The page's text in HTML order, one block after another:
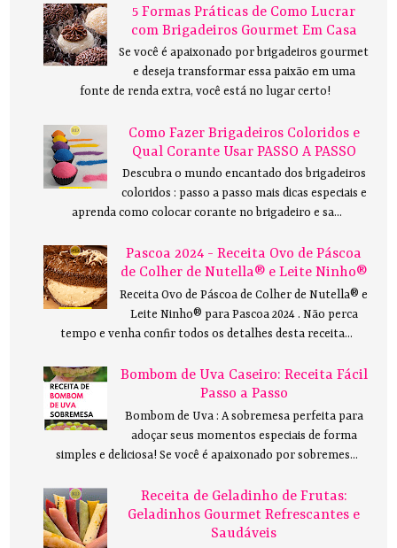
5 Formas Práticas de Como Lucrar
com Brigadeiros Gourmet Em Casa
Se você é apaixonado por brigadeiros gourmet
e deseja transformar essa paixão em uma
fonte de renda extra, você está no lugar certo!
Como Fazer Brigadeiros Coloridos e
Qual Corante Usar PASSO A PASSO
Descubra o mundo encantado dos brigadeiros
coloridos : passo a passo mais dicas especiais e
aprenda como colocar corante no brigadeiro e sa...
Pascoa 2024 - Receita Ovo de Páscoa
de Colher de Nutella® e Leite Ninho®
Receita Ovo de Páscoa de Colher de Nutella® e
Leite Ninho® para Pascoa 2024 . Não perca
tempo e venha confir todos os detalhes desta receita...
Bombom de Uva Caseiro: Receita Fácil
Passo a Passo
Bombom de Uva : A sobremesa perfeita para
adoçar seus momentos especiais de forma
simples e deliciosa! Se você é apaixonado por sobremes...
Receita de Geladinho de Frutas:
Geladinhos Gourmet Refrescantes e
Saudáveis